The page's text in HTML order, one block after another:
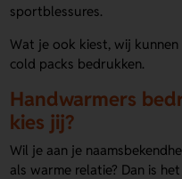
sportblessures.
Wat je ook kiest, wij
cold packs bedrukken.
Handwarmers
kies jij?
Wil je aan je
als warme relatie? Dan is